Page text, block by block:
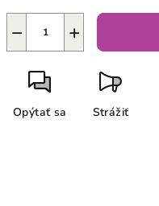
+
−
Opýtať sa Strážiť